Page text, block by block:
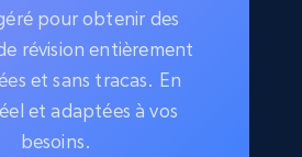
pour obtenir des
révision entièrement
et sans tracas. En
et adaptées à vos
besoins.